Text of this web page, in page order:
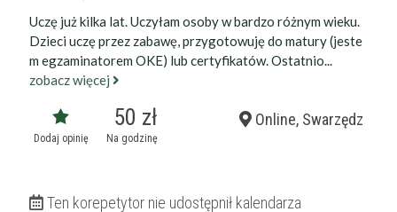
Uczę już kilka lat. Uczyłam osoby w bardzo różnym wieku.
Dzieci uczę przez zabawę, przygotowuję do matury (jeste
m egzaminatorem OKE) lub certyfikatów. Ostatnio...
zobacz więcej
Dodaj opinię
50 zł
Na godzinę
Online, Swarzędz
Ten korepetytor nie udostępnił kalendarza